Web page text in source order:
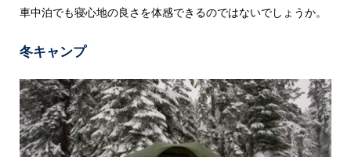
車中泊でも寝心地の良さを体感できるのではないでしょうか。
冬キャンプ